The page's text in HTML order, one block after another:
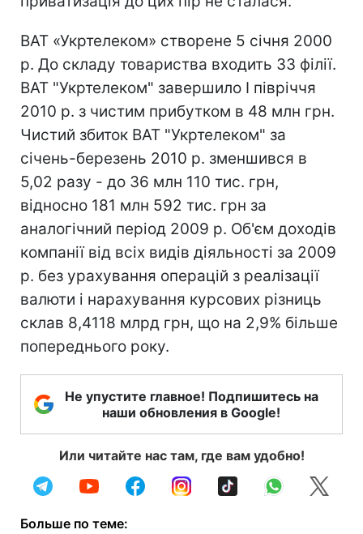
ВАТ «Укртелеком» створене 5 січня 2000
р. До складу товариства входить 33 філії.
ВАТ "Укртелеком" завершило І півріччя
2010 р. з чистим прибутком в 48 млн грн.
Чистий збиток ВАТ "Укртелеком" за
січень-березень 2010 р. зменшився в
5,02 разу - до 36 млн 110 тис. грн,
відносно 181 млн 592 тис. грн за
аналогічний період 2009 р. Об'єм доходів
компанії від всіх видів діяльності за 2009
р. без урахування операцій з реалізації
валюти і нарахування курсових різниць
склав 8,4118 млрд грн, що на 2,9% більше
попереднього року.
Не упустите главное! Подпишитесь на
наши обновления в Google!
Или читайте нас там, где вам удобно!
Больше по теме: